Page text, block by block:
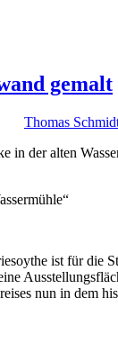
gemalt
Thomas
der alten
ist für die
nun in dem